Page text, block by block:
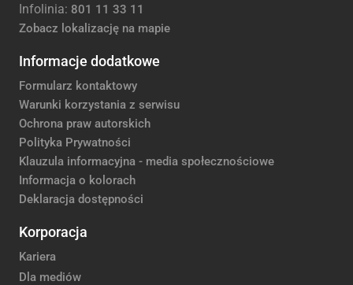
Infolinia: 801 11 33 11
Zobacz lokalizację na mapie
Informacje dodatkowe
Formularz kontaktowy
Warunki korzystania z serwisu
Ochrona praw autorskich
Polityka Prywatności
Klauzula informacyjna - media społecznościowe
Informacja o kolorach
Deklaracja dostępności
Korporacja
Kariera
Dla mediów